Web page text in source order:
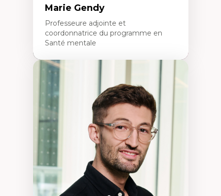
Marie Gendy
Professeure adjointe et
coordonnatrice du programme en
Santé mentale
Expertises
Neuropsychiatrie et neurosciences
Direction d'essais cliniques
Analyse des politiques et pratiques en santé
mentale
Développement de protocoles d'essais
cliniques
Collaboration interfonctionnelle
Leadership en recherche clinique
Développement de cadres politiques
Collaboration avec des entreprises
pharmaceutiques
Rédaction de publications et de rapports
politiques
Enseignement et mentorat